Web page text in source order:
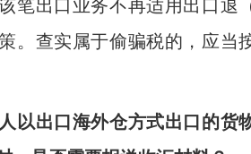
笔出口业务不再适用出口退
。查实属于偷骗税的，应当
出口海外仓方式出口的货